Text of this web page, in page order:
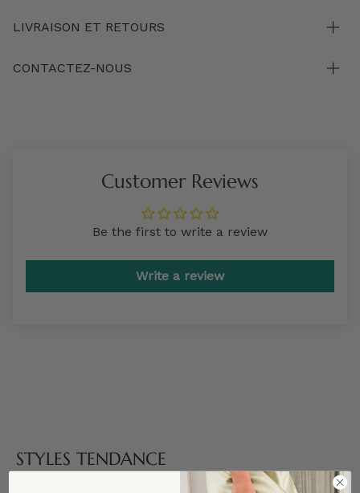
LIVRAISON ET RETOURS
CONTACTEZ-NOUS
Customer Reviews
Be the first to write a review
Write a review
STYLES TENDANCE